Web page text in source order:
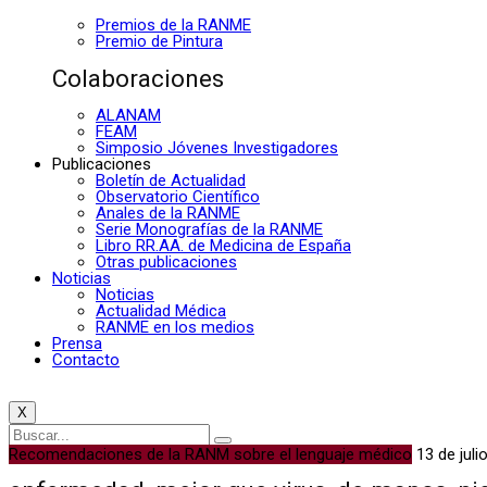
Premios de la RANME
Premio de Pintura
Colaboraciones
ALANAM
FEAM
Simposio Jóvenes Investigadores
Publicaciones
Boletín de Actualidad
Observatorio Científico
Anales de la RANME
Serie Monografías de la RANME
Libro RR.AA. de Medicina de España
Otras publicaciones
Noticias
Noticias
Actualidad Médica
RANME en los medios
Prensa
Contacto
X
Recomendaciones de la RANM sobre el lenguaje médico 13 de